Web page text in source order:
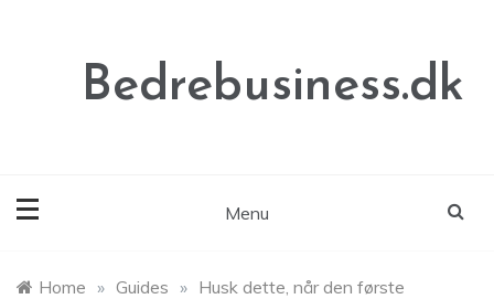
Bedrebusiness.dk
Menu
Home » Guides » Husk dette, når den første